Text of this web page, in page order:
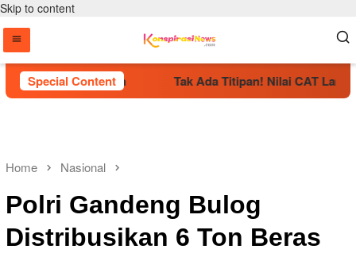
Skip to content
Special Content
Dikukuhkan Tak Ada Titipan! Nilai CAT
Home Nasional
Polri Gandeng Bulog
Distribusikan 6 Ton Beras